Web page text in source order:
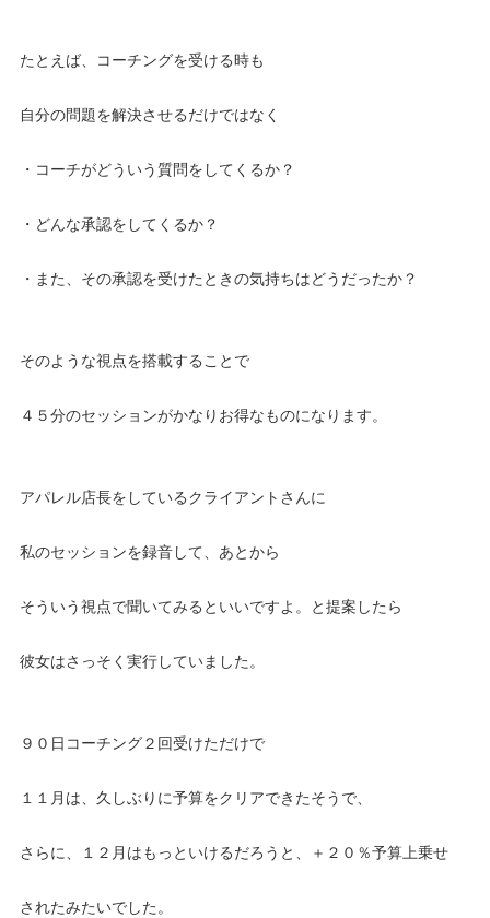
たとえば、コーチングを受ける時も
自分の問題を解決させるだけではなく
・コーチがどういう質問をしてくるか？
・どんな承認をしてくるか？
・また、その承認を受けたときの気持ちはどうだったか？
そのような視点を搭載することで
４５分のセッションがかなりお得なものになります。
アパレル店長をしているクライアントさんに
私のセッションを録音して、あとから
そういう視点で聞いてみるといいですよ。と提案したら
彼女はさっそく実行していました。
９０日コーチング２回受けただけで
１１月は、久しぶりに予算をクリアできたそうで、
さらに、１２月はもっといけるだろうと、＋２０％予算上乗せ
されたみたいでした。